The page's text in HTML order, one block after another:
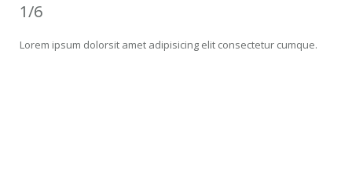
1/6
Lorem ipsum dolorsit amet adipisicing elit consectetur cumque.